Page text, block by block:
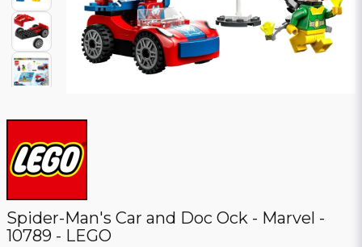
Spider-Man's Car and Doc Ock - Marvel -
10789 - LEGO